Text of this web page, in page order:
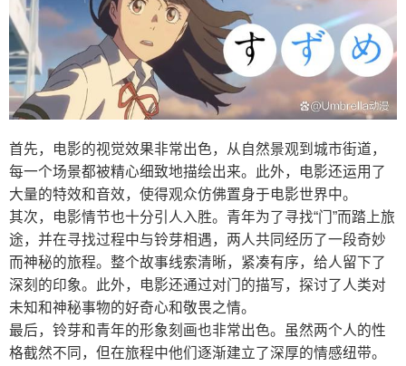
首先，电影的视觉效果非常出色，从自然景观到城市街道，
每一个场景都被精心细致地描绘出来。此外，电影还运用了
大量的特效和音效，使得观众仿佛置身于电影世界中。
其次，电影情节也十分引人入胜。青年为了寻找“门”而踏上旅
途，并在寻找过程中与铃芽相遇，两人共同经历了一段奇妙
而神秘的旅程。整个故事线索清晰，紧凑有序，给人留下了
深刻的印象。此外，电影还通过对门的描写，探讨了人类对
未知和神秘事物的好奇心和敬畏之情。
最后，铃芽和青年的形象刻画也非常出色。虽然两个人的性
格截然不同，但在旅程中他们逐渐建立了深厚的情感纽带。